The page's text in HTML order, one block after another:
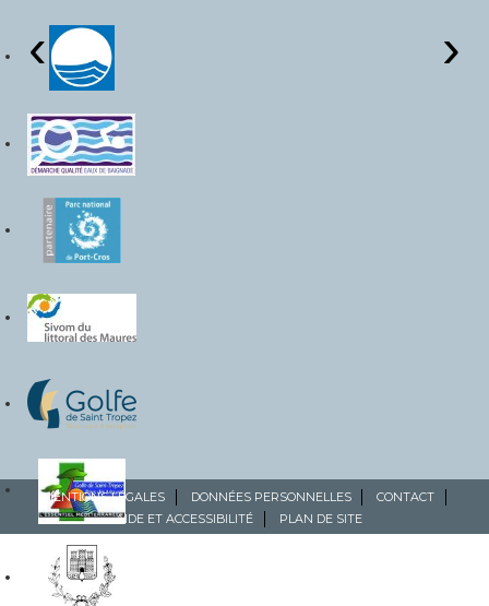
‹ ›
MENTIONS LÉGALES DONNÉES PERSONNELLES
CONTACT
AIDE ET ACCESSIBILITÉ
PLAN DE SITE